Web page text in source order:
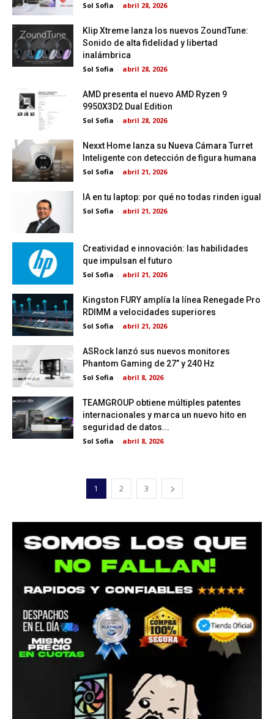
Sol Sofia - abril 28, 2026
Klip Xtreme lanza los nuevos ZoundTune:
Sonido de alta fidelidad y libertad
inalámbrica
Sol Sofia - abril 28, 2026
AMD presenta el nuevo AMD Ryzen 9
9950X3D2 Dual Edition
Sol Sofia - abril 28, 2026
Nexxt Home lanza su Nueva Cámara Turret
Inteligente con detección de figura humana
Sol Sofia - abril 21, 2026
IA en tu laptop: por qué no todas rinden igual
Sol Sofia - abril 21, 2026
Creatividad e innovación: las habilidades
que impulsan el futuro
Sol Sofia - abril 21, 2026
Kingston FURY amplía la línea Renegade Pro
RDIMM a velocidades superiores
Sol Sofia - abril 21, 2026
ASRock lanzó sus nuevos monitores
Phantom Gaming de 27” y 240 Hz
Sol Sofia - abril 8, 2026
TEAMGROUP obtiene múltiples patentes
internacionales y marca un nuevo hito en
seguridad de datos...
Sol Sofia - abril 8, 2026
1 2 3